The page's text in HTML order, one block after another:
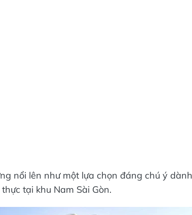
nổi lên như một lựa chọn đáng chú ý
tại khu Nam Sài Gòn.